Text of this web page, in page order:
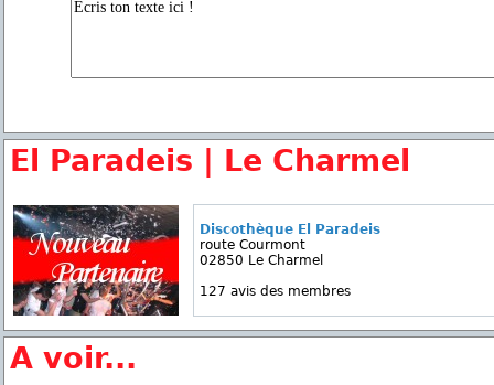
El Paradeis | Le Charmel
Discothèque El Paradeis
route Courmont
02850 Le Charmel
127 avis des membres
A voir...